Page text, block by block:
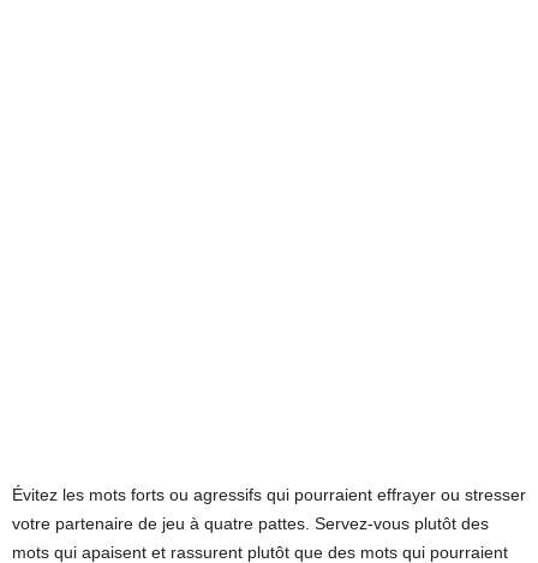
Évitez les mots forts ou agressifs qui pourraient effrayer ou stresser
votre partenaire de jeu à quatre pattes. Servez-vous plutôt des
mots qui apaisent et rassurent plutôt que des mots qui pourraient